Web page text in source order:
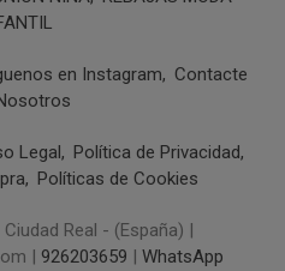
en Instagram
Contacte
Legal
Política de Privacidad
Políticas de Cookies
Real - (España) |
| 926203659 | WhatsApp